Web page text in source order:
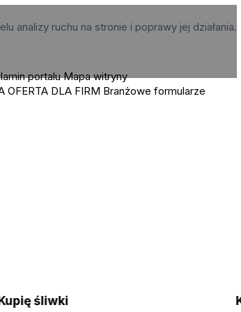
Kupię śliwki
analizy ruchu na stronie i poprawy jej działania.
portalu Mapa witryny
OFERTA DLA FIRM Branżowe formularze